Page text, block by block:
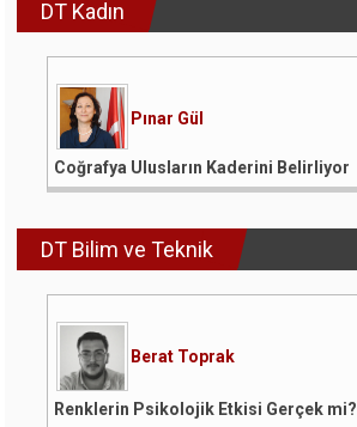
DT Kadın
Pınar Gül
Coğrafya Ulusların Kaderini Belirliyor
DT Bilim ve Teknik
Berat Toprak
Renklerin Psikolojik Etkisi Gerçek mi?